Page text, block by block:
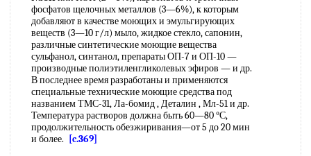
фосфатов щелочных металлов (3—6%), к которым
добавляют в качестве моющих и эмульгирующих
веществ (3—10 г/л) мыло, жидкое стекло, сапонин,
различные синтетические моющие вещества
сульфанол, синтанол, препараты ОП-7 и ОП-10 —
производные полиэтиленгликолевых эфиров — и др.
В последнее время разработаны и применяются
специальные технические моющие средства под
названием ТМС-31, Ла-бомид , Деталин , Мл-51 и др.
Температура растворов должна быть 60—80 °С,
продолжительность обезжиривания—от 5 до 20 мин
и более.
[c.369]